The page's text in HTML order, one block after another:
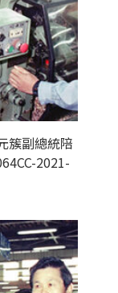
簇副總統陪
2021-